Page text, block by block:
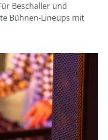
Beschaller und
Bühnen-Lineups mit